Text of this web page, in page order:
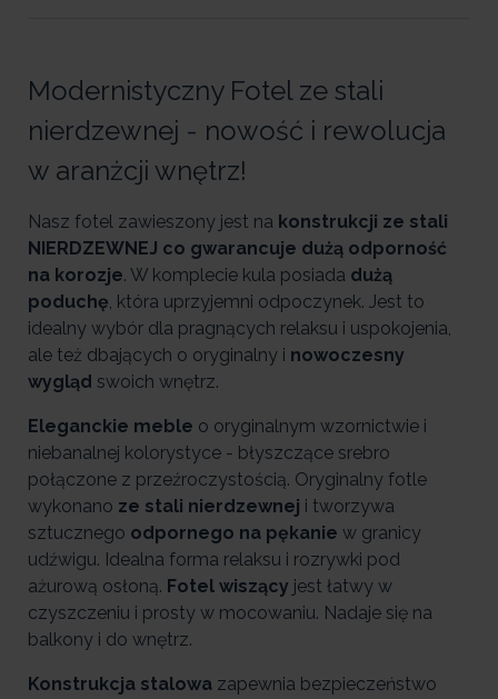
Modernistyczny Fotel ze stali
nierdzewnej - nowość i rewolucja
w aranżcji wnętrz!
Nasz fotel zawieszony jest na konstrukcji ze stali
NIERDZEWNEJ co gwarancuje dużą odporność
na korozje. W komplecie kula posiada dużą
poduchę, która uprzyjemni odpoczynek. Jest to
idealny wybór dla pragnących relaksu i uspokojenia,
ale też dbających o oryginalny i nowoczesny
wygląd swoich wnętrz.
Eleganckie meble o oryginalnym wzornictwie i
niebanalnej kolorystyce - błyszczące srebro
połączone z przeźroczystością. Oryginalny fotle
wykonano ze stali nierdzewnej i tworzywa
sztucznego odpornego na pękanie w granicy
udźwigu. Idealna forma relaksu i rozrywki pod
ażurową osłoną. Fotel wiszący jest łatwy w
czyszczeniu i prosty w mocowaniu. Nadaje się na
balkony i do wnętrz.
Konstrukcja stalowa zapewnia bezpieczeństwo